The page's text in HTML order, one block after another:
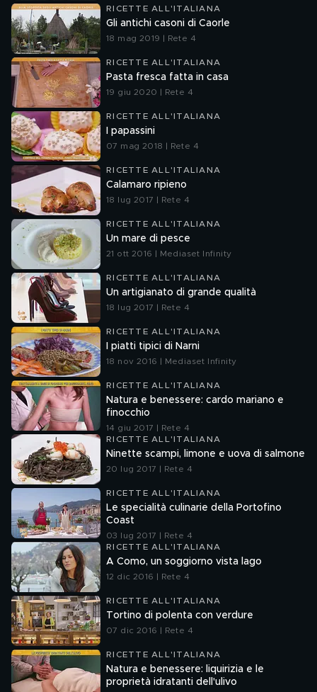
RICETTE ALL'ITALIANA
Gli antichi casoni di Caorle
18 mag 2019 | Rete 4
RICETTE ALL'ITALIANA
Pasta fresca fatta in casa
19 giu 2020 | Rete 4
RICETTE ALL'ITALIANA
I papassini
07 mag 2018 | Rete 4
RICETTE ALL'ITALIANA
Calamaro ripieno
18 lug 2017 | Rete 4
RICETTE ALL'ITALIANA
Un mare di pesce
21 ott 2016 | Mediaset Infinity
RICETTE ALL'ITALIANA
Un artigianato di grande qualità
18 lug 2017 | Rete 4
RICETTE ALL'ITALIANA
I piatti tipici di Narni
18 nov 2016 | Mediaset Infinity
RICETTE ALL'ITALIANA
Natura e benessere: cardo mariano e
finocchio
14 giu 2017 | Rete 4
RICETTE ALL'ITALIANA
Ninette scampi, limone e uova di salmone
20 lug 2017 | Rete 4
RICETTE ALL'ITALIANA
Le specialità culinarie della Portofino
Coast
03 lug 2017 | Rete 4
RICETTE ALL'ITALIANA
A Como, un soggiorno vista lago
12 dic 2016 | Rete 4
RICETTE ALL'ITALIANA
Tortino di polenta con verdure
07 dic 2016 | Rete 4
RICETTE ALL'ITALIANA
Natura e benessere: liquirizia e le
proprietà idratanti dell'ulivo